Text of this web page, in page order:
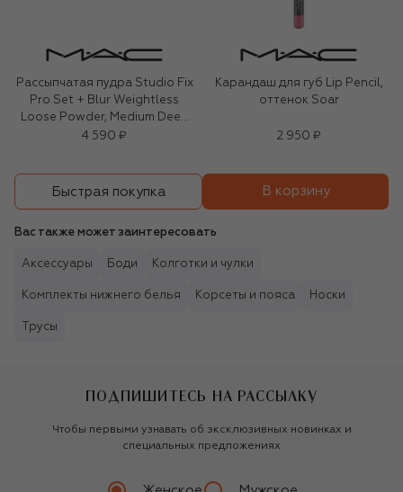
Рассыпчатая пудра Studio Fix
Pro Set + Blur Weightless
Loose Powder, Medium Deep
(6.5g)
4 590 ₽
Карандаш для губ Lip Pencil,
оттенок Soar
2 950 ₽
Быстрая покупка В корзину
Вас также может заинтересовать
Аксессуары Боди Колготки и чулки
Комплекты нижнего белья Корсеты и пояса Носки
Трусы
ПОДПИШИТЕСЬ НА РАССЫЛКУ
Чтобы первыми узнавать об эксклюзивных новинках и
специальных предложениях